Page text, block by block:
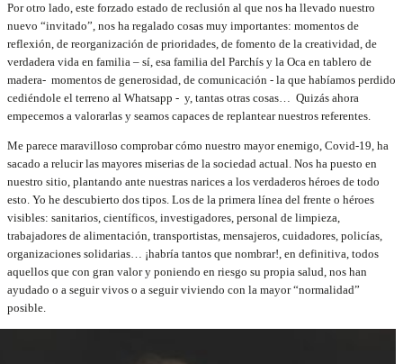
Por otro lado, este forzado estado de reclusión al que nos ha llevado nuestro
nuevo “invitado”, nos ha regalado cosas muy importantes: momentos de
reflexión, de reorganización de prioridades, de fomento de la creatividad, de
verdadera vida en familia – sí, esa familia del Parchís y la Oca en tablero de
madera- momentos de generosidad, de comunicación - la que habíamos perdido
cediéndole el terreno al Whatsapp - y, tantas otras cosas… Quizás ahora
empecemos a valorarlas y seamos capaces de replantear nuestros referentes.
Me parece maravilloso comprobar cómo nuestro mayor enemigo, Covid-19, ha
sacado a relucir las mayores miserias de la sociedad actual. Nos ha puesto en
nuestro sitio, plantando ante nuestras narices a los verdaderos héroes de todo
esto. Yo he descubierto dos tipos. Los de la primera línea del frente o héroes
visibles: sanitarios, científicos, investigadores, personal de limpieza,
trabajadores de alimentación, transportistas, mensajeros, cuidadores, policías,
organizaciones solidarias… ¡habría tantos que nombrar!, en definitiva, todos
aquellos que con gran valor y poniendo en riesgo su propia salud, nos han
ayudado o a seguir vivos o a seguir viviendo con la mayor “normalidad”
posible.